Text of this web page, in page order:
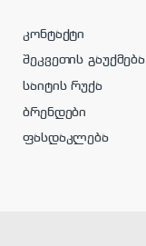
კონტაქტი
შეკვეთის გაუქმება
საიტის რუქა
ბრენდები
ფასდაკლება